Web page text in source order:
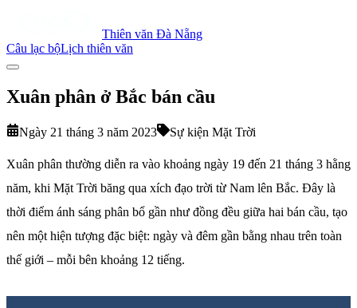
Thiên văn Đà Nẵng
Câu lạc bộLịch thiên văn
Xuân phân ở Bắc bán cầu
Ngày 21 tháng 3 năm 2023 Sự kiện Mặt Trời
Xuân phân thường diễn ra vào khoảng ngày 19 đến 21 tháng 3 hằng
năm, khi Mặt Trời băng qua xích đạo trời từ Nam lên Bắc. Đây là
thời điểm ánh sáng phân bổ gần như đồng đều giữa hai bán cầu, tạo
nên một hiện tượng đặc biệt: ngày và đêm gần bằng nhau trên toàn
thế giới – mỗi bên khoảng 12 tiếng.